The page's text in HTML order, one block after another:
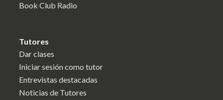
Book Club Radio
Tutores
Dar clases
Iniciar sesión como tutor
Entrevistas destacadas
Noticias de Tutores